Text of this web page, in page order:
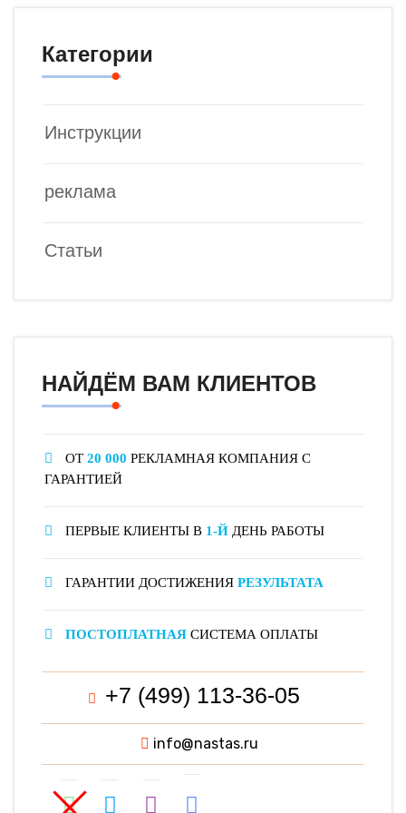
Категории
Инструкции
реклама
Статьи
НАЙДЁМ ВАМ КЛИЕНТОВ
ОТ 20 000 РЕКЛАМНАЯ КОМПАНИЯ С
ГАРАНТИЕЙ
ПЕРВЫЕ КЛИЕНТЫ В 1-Й ДЕНЬ РАБОТЫ
ГАРАНТИИ ДОСТИЖЕНИЯ РЕЗУЛЬТАТА
ПОСТОПЛАТНАЯ СИСТЕМА ОПЛАТЫ
+7 (499) 113-36-05
info@nastas.ru